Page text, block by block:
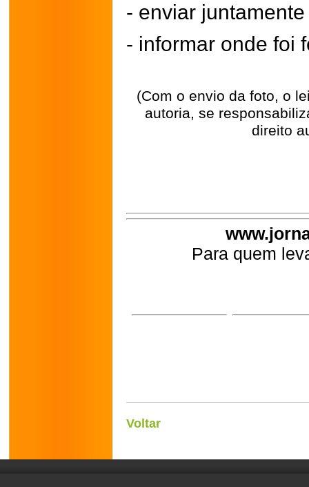
- enviar
- informar onde foi
(Com o envio da foto, o
autoria, se
direito
Para quem
Voltar